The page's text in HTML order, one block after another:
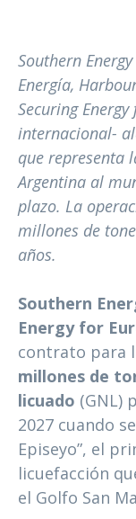
Southern
Energía,
Securing
internacional-
que representa
Argentina al
plazo. La
millones de
años.
Southern
Energy for
contrato para
millones de
licuado (GNL)
2027 cuando
Episeyo”, el
licuefacción
el Golfo San